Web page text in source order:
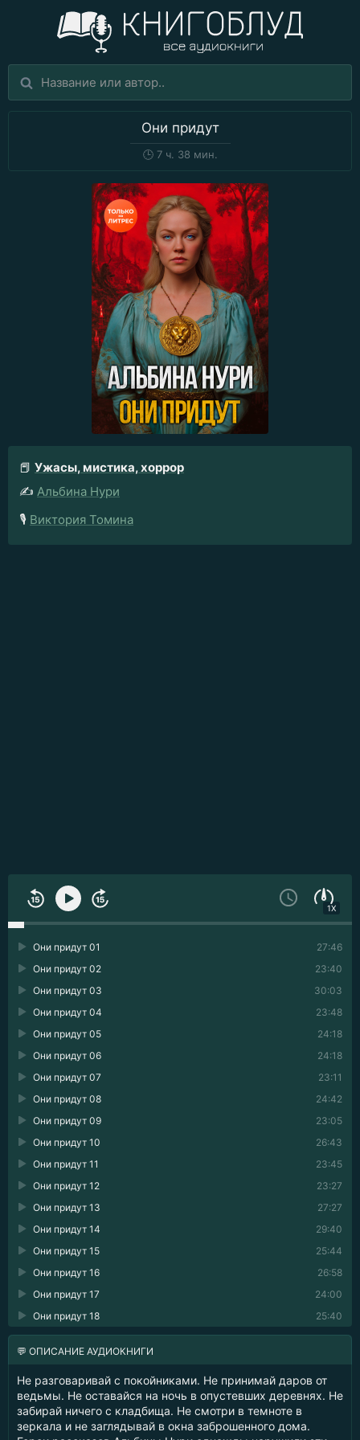
Они придут
🕒7 ч. 38 мин.
📕 Ужасы, мистика, хоррор
✍️ Альбина Нури
🎙️ Виктория Томина
1X
27:46
Они придут 01
23:40
Они придут 02
30:03
Они придут 03
23:48
Они придут 04
24:18
Они придут 05
24:18
Они придут 06
23:11
Они придут 07
24:42
Они придут 08
23:05
Они придут 09
26:43
Они придут 10
23:45
Они придут 11
23:27
Они придут 12
27:27
Они придут 13
29:40
Они придут 14
25:44
Они придут 15
26:58
Они придут 16
24:00
Они придут 17
25:40
Они придут 18
💬 ОПИСАНИЕ АУДИОКНИГИ
Не разговаривай с покойниками. Не принимай даров от
ведьмы. Не оставайся на ночь в опустевших деревнях. Не
забирай ничего с кладбища. Не смотри в темноте в
зеркала и не заглядывай в окна заброшенного дома.